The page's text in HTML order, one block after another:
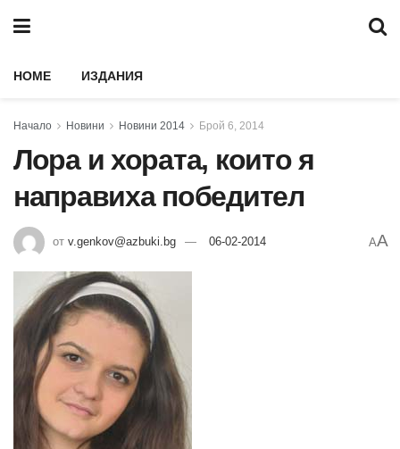
HOME ИЗДАНИЯ
Начало Новини Новини 2014 Брой 6, 2014
Лора и хората, които я
направиха победител
от v.genkov@azbuki.bg 06-02-2014 AA